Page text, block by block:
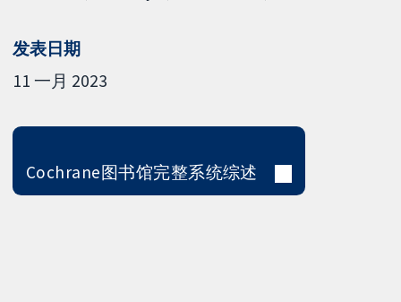
发表日期
11 一月 2023
Cochrane图书馆完整系统综述